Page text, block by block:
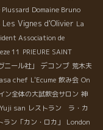
Plussard Domaine Bruno
Les Vignes d'Olivier La
Association de
11 PRIEURE SAINT
ール社」 デコンブ 荒木夫
chef L'Ecume 飲み会 On
ン全体の大試飲会サロン 神
san レストラン ラ・カ
ン「カン・ロカ」
London